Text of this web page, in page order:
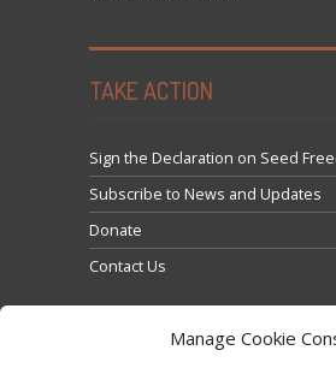
Manage Cookie
TAKE ACTION
Sign the Declaration on Seed
Subscribe to News and Updates
Donate
Contact Us